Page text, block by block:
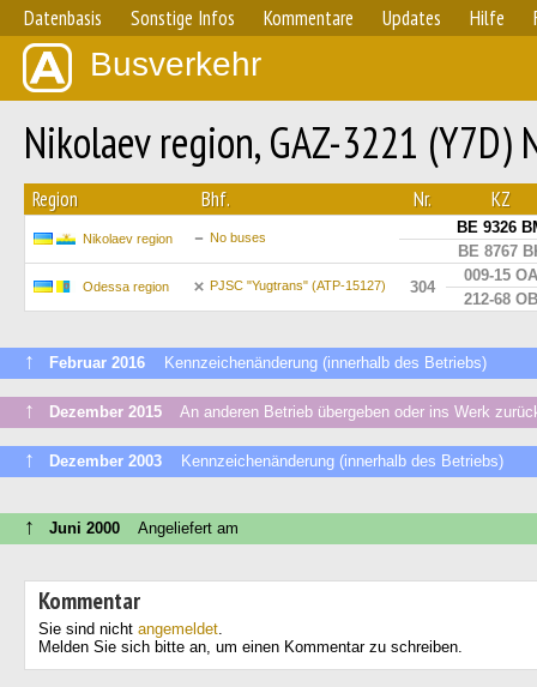
Datenbasis Sonstige Infos Kommentare Updates Hilfe
Busverkehr
Nikolaev region, GAZ-3221 (Y7D)
Region Bhf. Nr. KZ
Nikolaev region No buses
BE 9326
BE 8767
Odessa region PJSC "Yugtrans" (ATP-15127) 304
009-15 ОА
212-68 ОВ
↑ Februar 2016 Kennzeichenänderung (innerhalb des Betriebs)
↑ Dezember 2015 An anderen Betrieb übergeben oder ins Werk
↑ Dezember 2003 Kennzeichenänderung (innerhalb des Betriebs)
↑ Juni 2000 Angeliefert am
Kommentar
Sie sind nicht angemeldet.
Melden Sie sich bitte an, um einen Kommentar zu schreiben.